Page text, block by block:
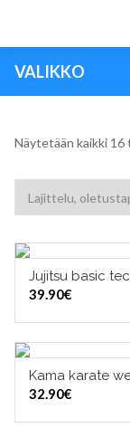
VALIKKO
Näytetään kaikki 16
Jujitsu basic
39.90€
Kama karate
32.90€